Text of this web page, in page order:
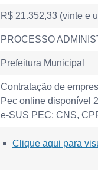
R$ 21.352,33 (vinte e
PROCESSO
Prefeitura Municipal
Contratação de
Pec online disponível
e-SUS PEC; CNS,
Clique aqui para